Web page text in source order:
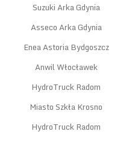
Suzuki Arka Gdynia
Asseco Arka Gdynia
Enea Astoria Bydgoszcz
Anwil Włocławek
HydroTruck Radom
Miasto Szkła Krosno
HydroTruck Radom